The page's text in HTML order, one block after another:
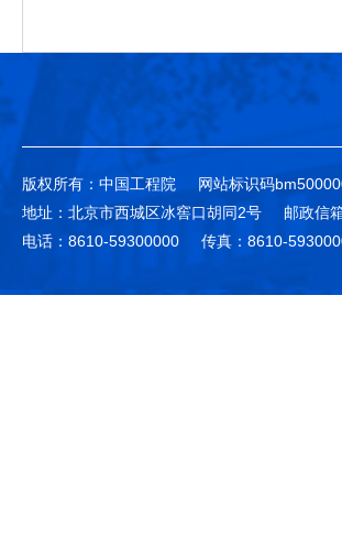
版权所有：中国工程院 网站标识码
地址：北京市西城区冰窖口胡同2号
邮政信
电话：8610-59300000
传真：8610-